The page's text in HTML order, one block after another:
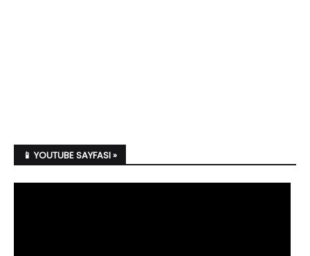
📱 YOUTUBE SAYFASI »